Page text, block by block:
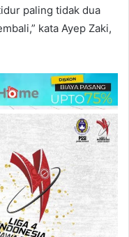
paling tidak dua
kata Ayep Zaki,